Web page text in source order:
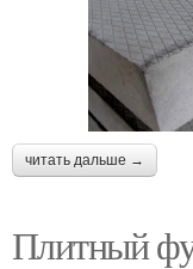
читать дальше →
Плитный